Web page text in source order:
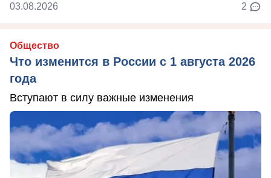
03.08.2026 2
Общество
Что изменится в России с 1 августа 2026
года
Вступают в силу важные изменения